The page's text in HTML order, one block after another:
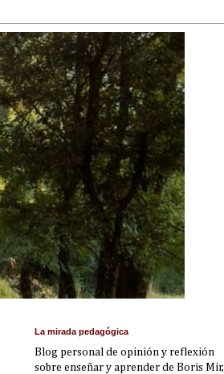
La mirada pedagógica
Blog personal de opinión y reflexión
sobre enseñar y aprender de Boris Mir,